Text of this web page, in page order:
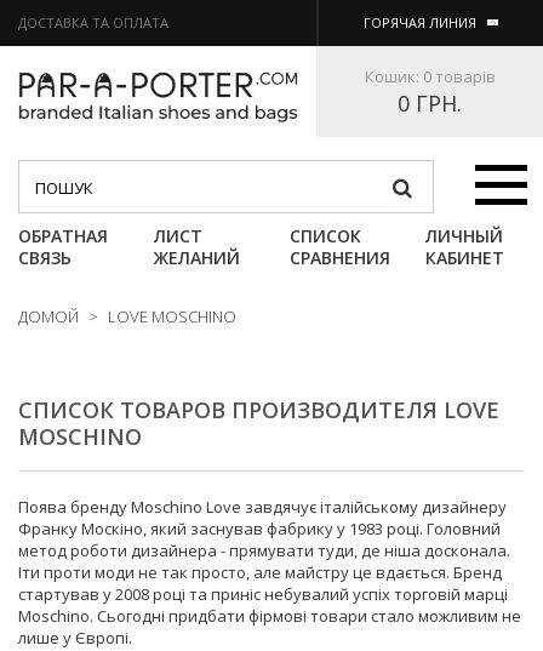
ДОСТАВКА ТА ОПЛАТА ГОРЯЧАЯ ЛИНИЯ
Кошик: 0 товарів
0 ГРН.
Категории
ОБРАТНАЯ
СВЯЗЬ
ЛИСТ
ЖЕЛАНИЙ
СПИСОК
СРАВНЕНИЯ
ЛИЧНЫЙ
КАБИНЕТ
ДОМОЙ > LOVE MOSCHINO
СПИСОК ТОВАРОВ ПРОИЗВОДИТЕЛЯ LOVE
MOSCHINO
Поява бренду Moschino Love завдячує італійському дизайнеру
Франку Москіно, який заснував фабрику у 1983 році. Головний
метод роботи дизайнера - прямувати туди, де ніша досконала.
Іти проти моди не так просто, але майстру це вдається. Бренд
стартував у 2008 році та приніс небувалий успіх торговій марці
Moschino. Сьогодні придбати фірмові товари стало можливим не
лише у Європі.